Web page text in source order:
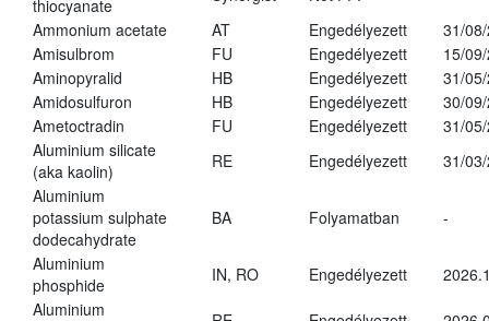
thiocyanate
Ammonium acetate
AT Engedélyezett
31/
Amisulbrom
FU Engedélyezett
15/
Aminopyralid
HB Engedélyezett
31/
Amidosulfuron
HB Engedélyezett
30/
Ametoctradin
FU Engedélyezett
31/
Aluminium silicate
(aka kaolin)
RE Engedélyezett
31/
Aluminium
potassium sulphate
dodecahydrate
BA Folyamatban -
Aluminium
phosphide
IN, RO Engedélyezett
Aluminium